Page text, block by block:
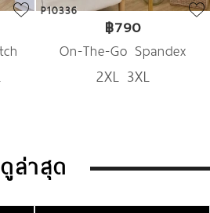
P10316
฿990
Unique Wavy Boho Denim
XL 4XL
ดูล่าสุด